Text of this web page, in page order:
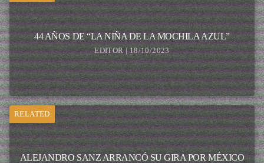
44 AÑOS DE “LA NIÑA DE LA MOCHILA AZUL”
EDITOR | 18/10/2023
RELATED
ALEJANDRO SANZ ARRANCÓ SU GIRA POR MÉXICO